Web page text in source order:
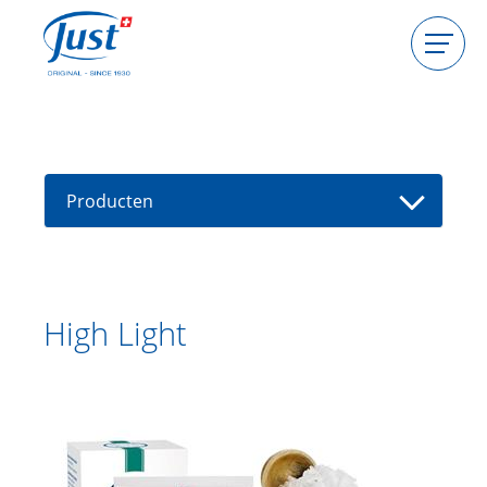
Consulente worden
Gids
Producten
Aanbiedingen
High Light
HIGHLIGHT Fast Protection
Handcream
High Light